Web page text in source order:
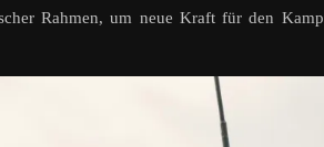
Rahmen, um neue Kraft für den